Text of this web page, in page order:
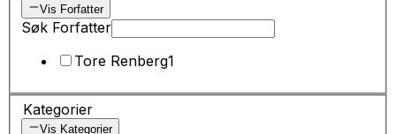
Vis Forfatter
Søk Forfatter
Tore Renberg1
Kategorier
Vis Kategorier